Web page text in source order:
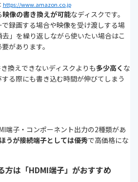
https://www.amazon.co.jp
映像の書き換えが可能なディスクです。
録画する場合や映像を受け渡しする場
」を繰り返しながら使いたい場合はこ
があります。
換えできないディスクよりも多少高く な
る際にも書き込む時間が伸びてしまう
端子・コンポーネント出力の2種類があ
うが接続端子としては優秀で高価格にな
方は「HDMI端子」がおすすめ